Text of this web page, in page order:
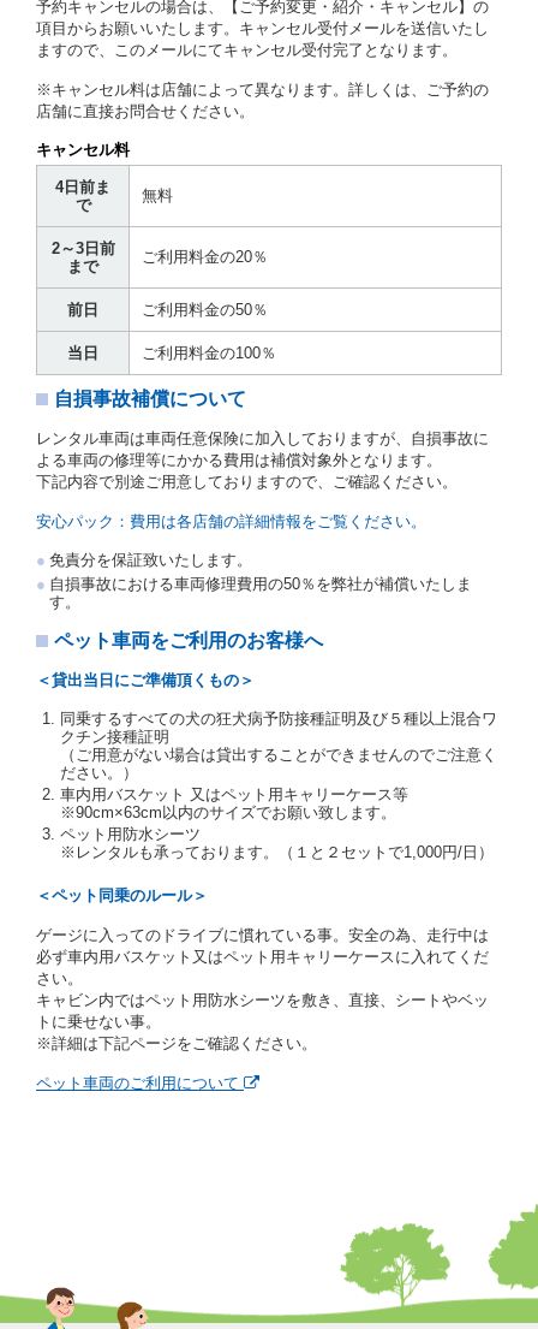
第７条（貸渡契約の締結）
借受人は第２条第１項に定める借受条件を明示し、当
貸渡契約を締結するものとします。ただし、貸し渡す
ことができるレンタカーがない場合又は借受人若しく
は運転者が第８条第１項若しくは第２項各号のいずれ
かに該当する場合を除きます。
貸渡契約を締結した場合、借受人は当社に第１0条第
１項に定める貸渡料金を支払うものとします。
運転者の義務と定められた事項を遵守するものとしま
す。
当社は、監督官庁の基本通達（注１）に基づき、貸渡
運転者の氏名、住所、運転免許の種類及び運転免許証
写しを添付するため、貸渡契約の締結にあたり、借受
人に対し、借受人の指定する運転者（以下「運転者」
といいます。）の運転免許証の提示を求めるほか、そ
の写しの提出を求めることがあります。この場合、借
受人は、自己が運転者であるときは自己の運転免許証
の運転免許証を提示するものとします。
交通局長通達「レンタカーに関する基本通達」（自
旅第138号 平成7年6月13日）の２．(10)及び(11)の
注２）運転免許証とは、道路交通法第９２条に規定
される運転免許証のうち、道路交通法施行規則第１
９条別記様式第１４の書式の運転免許証をいいま
す。
当社は、貸渡契約の締結にあたり、借受人及び運転者
に対し、運転免許証のほかに本人確認ができる書類の
提示を求め、及び提出された書類の写しをとることが
あります。
当社は、貸渡契約の締結にあたり、借受期間中に借受
人及び運転者と連絡するための携帯電話番号等の告知
を求めます。
レジットカード若しくは現金による支払いを求め、又
借受人は契約後の借受期間の延長はできないものとし
ます。
当社は、借受人又は運転者が前3項に従わない場合
は、貸渡契約の締結を拒絶するとともに、予約を取消
すことができるものとします。なお、この場合の予約
申込金等の扱いについては、第4条第5項を適用するも
のとします。
有していないとき、又は運転免許証の提示をせず、
もしくは当社が求めたにもかかわらず、その運転者
の運転免許証の写しの提出に同意しないとき。 ②
酒気を帯びていると認められるとき。
③ 麻薬、覚せい剤、シンナー、危険ドラッグ等によ
予約キャンセルの場合は、【ご予約変更・紹介・キャンセル】の
項目からお願いいたします。キャンセル受付メールを送信いたし
ますので、このメールにてキャンセル受付完了となります。
※キャンセル料は店舗によって異なります。詳しくは、ご予約の
店舗に直接お問合せください。
キャンセル料
4日前ま
で
無料
2～3日前
まで
ご利用料金の20％
前日 ご利用料金の50％
当日 ご利用料金の100％
自損事故補償について
レンタル車両は車両任意保険に加入しておりますが、自損事故に
よる車両の修理等にかかる費用は補償対象外となります。
下記内容で別途ご用意しておりますので、ご確認ください。
安心パック：費用は各店舗の詳細情報をご覧ください。
免責分を保証致いたします。
自損事故における車両修理費用の50％を弊社が補償いたしま
す。
ペット車両をご利用のお客様へ
＜貸出当日にご準備頂くもの＞
同乗するすべての犬の狂犬病予防接種証明及び５種以上混合ワ
クチン接種証明
（ご用意がない場合は貸出することができませんのでご注意く
ださい。）
車内用バスケット 又はペット用キャリーケース等
※90cm×63cm以内のサイズでお願い致します。
ペット用防水シーツ
※レンタルも承っております。（１と２セットで1,000円/日）
＜ペット同乗のルール＞
ゲージに入ってのドライブに慣れている事。安全の為、走行中は
必ず車内用バスケット又はペット用キャリーケースに入れてくだ
さい。
キャビン内ではペット用防水シーツを敷き、直接、シートやベッ
トに乗せない事。
※詳細は下記ページをご確認ください。
ペット車両のご利用について